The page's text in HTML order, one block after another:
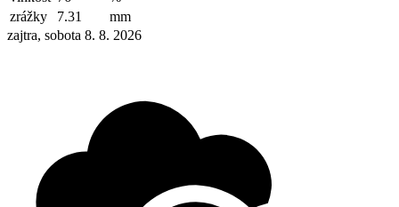
zrážky
7.31
mm
zajtra, sobota 8. 8. 2026